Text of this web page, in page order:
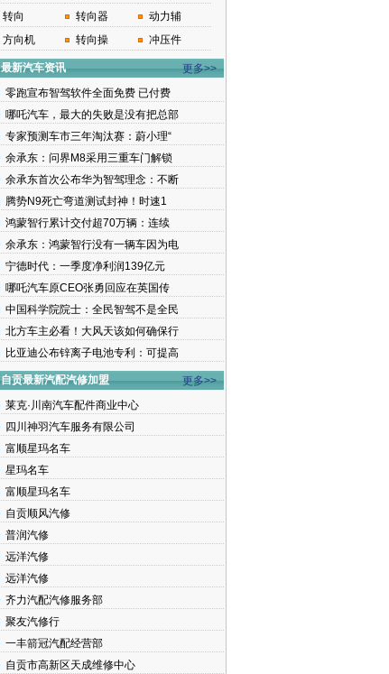
转向
转向器
动力辅
方向机
转向操 冲压件
最新汽车资讯
更多>>
零跑宣布智驾软件全面免费 已付费
哪吒汽车，最大的失败是没有把总部
专家预测车市三年淘汰赛：蔚小理“
余承东：问界M8采用三重车门解锁
余承东首次公布华为智驾理念：不断
腾势N9死亡弯道测试封神！时速1
鸿蒙智行累计交付超70万辆：连续
余承东：鸿蒙智行没有一辆车因为电
宁德时代：一季度净利润139亿元
哪吒汽车原CEO张勇回应在英国传
中国科学院院士：全民智驾不是全民
北方车主必看！大风天该如何确保行
比亚迪公布锌离子电池专利：可提高
自贡最新汽配汽修加盟
更多>>
莱克·川南汽车配件商业中心
四川神羽汽车服务有限公司
富顺星玛名车
星玛名车
富顺星玛名车
自贡顺风汽修
普润汽修
远洋汽修
远洋汽修
齐力汽配汽修服务部
聚友汽修行
一丰箭冠汽配经营部
自贡市高新区天成维修中心